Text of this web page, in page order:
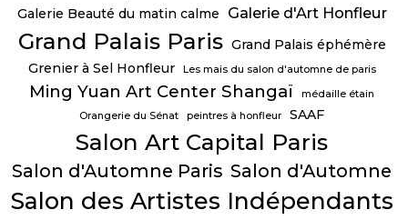
Galerie Beauté du matin calme
Galerie d'Art Honfleur
Grand Palais Paris Grand Palais éphémère
Grenier à Sel Honfleur
Les mais du salon d'automne de paris
Ming Yuan Art Center Shangaï
médaille étain
Orangerie du Sénat
peintres à honfleur SAAF
Salon Art Capital Paris
Salon d'Automne Paris Salon d'Automne
Salon des Artistes Indépendants